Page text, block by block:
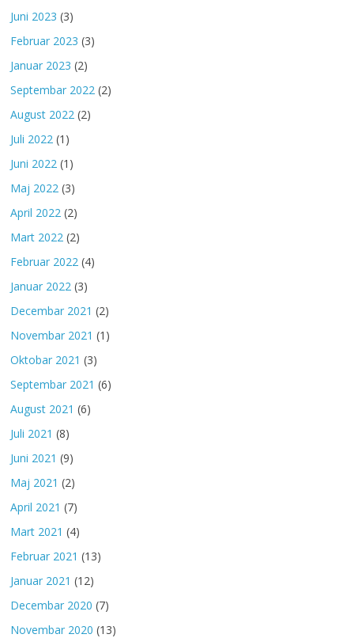
Juni 2023 (3)
Februar 2023 (3)
Januar 2023 (2)
Septembar 2022 (2)
August 2022 (2)
Juli 2022 (1)
Juni 2022 (1)
Maj 2022 (3)
April 2022 (2)
Mart 2022 (2)
Februar 2022 (4)
Januar 2022 (3)
Decembar 2021 (2)
Novembar 2021 (1)
Oktobar 2021 (3)
Septembar 2021 (6)
August 2021 (6)
Juli 2021 (8)
Juni 2021 (9)
Maj 2021 (2)
April 2021 (7)
Mart 2021 (4)
Februar 2021 (13)
Januar 2021 (12)
Decembar 2020 (7)
Novembar 2020 (13)